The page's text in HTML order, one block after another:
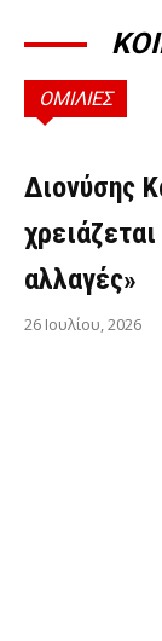
ΟΜΙΛΙΕΣ
ΟΜΙΛΊΕΣ
Διονύσης
αλλαγές»
26 Ιουλίου, 2026